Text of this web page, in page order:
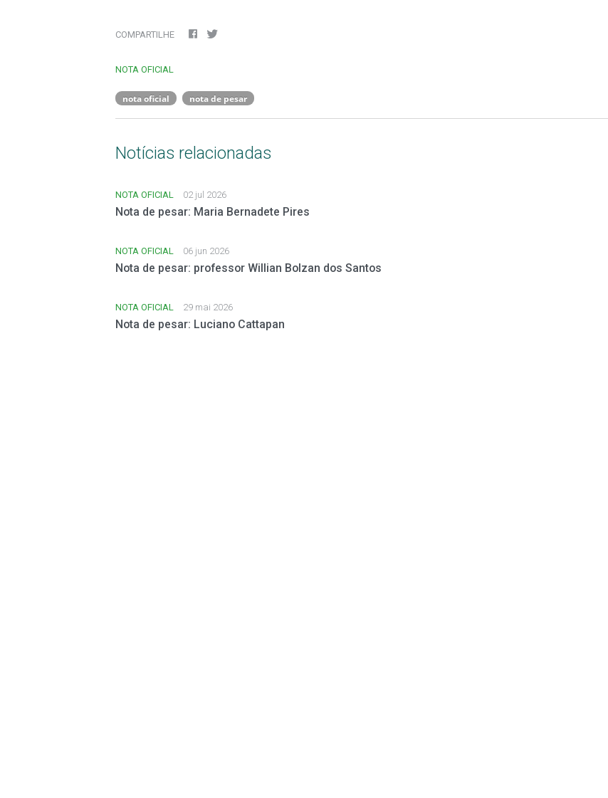
COMPARTILHE
NOTA OFICIAL
nota oficial nota de pesar
Notícias relacionadas
NOTA OFICIAL 02 jul 2026
Nota de pesar: Maria Bernadete Pires
NOTA OFICIAL 06 jun 2026
Nota de pesar: professor Willian Bolzan dos Santos
NOTA OFICIAL 29 mai 2026
Nota de pesar: Luciano Cattapan